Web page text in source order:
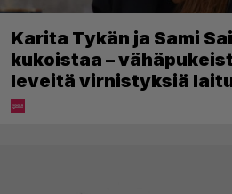
Karita Tykän ja Sami
kukoistaa –
leveitä virnistyksiä